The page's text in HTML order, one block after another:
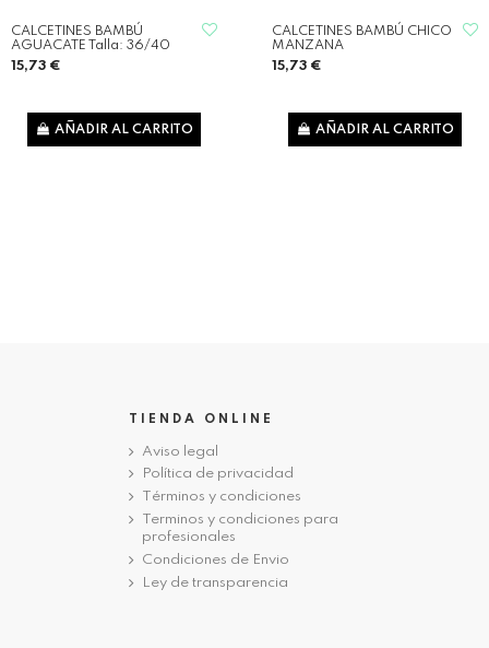
CALCETINES BAMBÚ
AGUACATE Talla: 36/40
15,73 €
AÑADIR AL CARRITO
CALCETINES BAMBÚ CHICO
MANZANA
15,73 €
AÑADIR AL CARRITO
TIENDA ONLINE
Aviso legal
Política de privacidad
Términos y condiciones
Terminos y condiciones para
profesionales
Condiciones de Envio
Ley de transparencia